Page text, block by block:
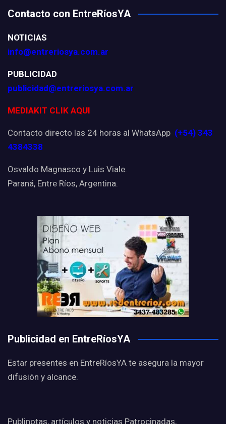
Contacto con EntreRíosYA
NOTICIAS
info@entreriosya.com.ar
PUBLICIDAD
publicidad@entreriosya.com.ar
MEDIAKIT CLIK AQUI
Contacto directo las 24 horas al WhatsApp (+54) 343
4384338
Osvaldo Magnasco y Luis Viale.
Paraná, Entre Ríos, Argentina.
Publicidad en EntreRíosYA
Estar presentes en EntreRíosYA te asegura la mayor
difusión y alcance.
Publinotas, artículos y noticias Patrocinadas,